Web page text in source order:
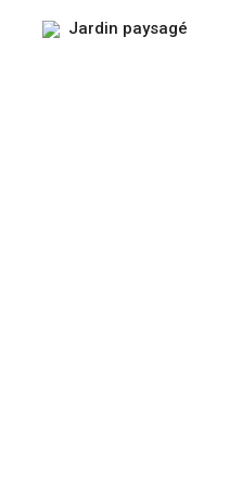
Jardin paysagé